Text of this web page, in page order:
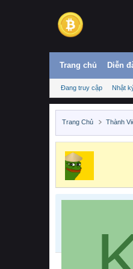
Trang chủ Diễn
Đang truy cập Nhật
Trang Chủ Thành